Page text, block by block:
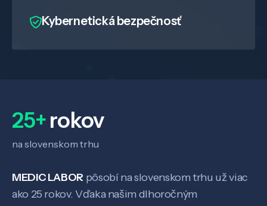
Kybernetická bezpečnosť
25+rokov
na slovenskom trhu
MEDIC LABOR pôsobí na slovenskom trhu už viac
ako 25 rokov. Vďaka našim dlhoročným